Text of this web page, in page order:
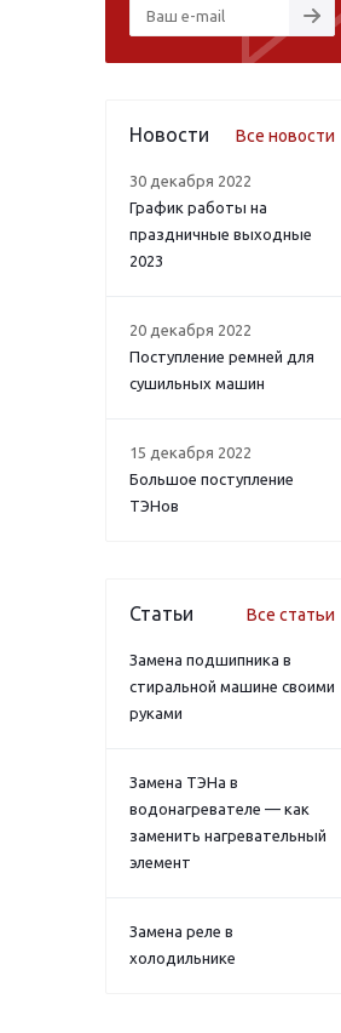
Новости Все новости
30 декабря 2022
График работы на
праздничные выходные
2023
20 декабря 2022
Поступление ремней для
сушильных машин
15 декабря 2022
Большое поступление
ТЭНов
Статьи Все статьи
Замена подшипника в
стиральной машине своими
руками
Замена ТЭНа в
водонагревателе — как
заменить нагревательный
элемент
Замена реле в
холодильнике